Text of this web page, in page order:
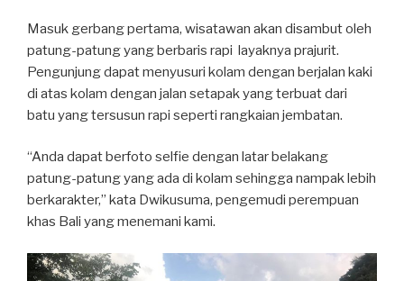
Masuk gerbang pertama, wisatawan akan disambut oleh
patung-patung yang berbaris rapi layaknya prajurit.
Pengunjung dapat menyusuri kolam dengan berjalan kaki
di atas kolam dengan jalan setapak yang terbuat dari
batu yang tersusun rapi seperti rangkaian jembatan.
“Anda dapat berfoto selfie dengan latar belakang
patung-patung yang ada di kolam sehingga nampak lebih
berkarakter,” kata Dwikusuma, pengemudi perempuan
khas Bali yang menemani kami.